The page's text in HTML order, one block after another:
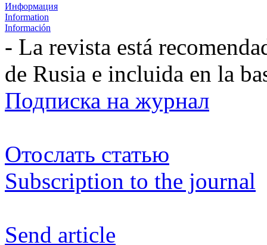
Информация
Information
Información
- La revista está
de Rusia e incluida en la
Подписка на журнал
Отослать статью
Subscription to the journal
Send article